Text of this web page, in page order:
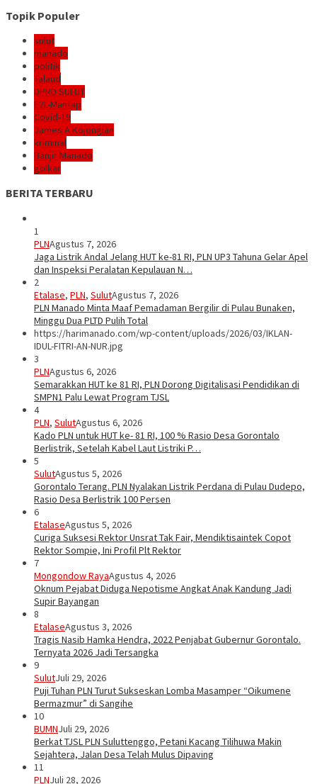
Topik Populer
sulut
manado
politik
Talaud
DPRD SULUT
E2L-Mantap
Covid-19
James A Kojongian
kriminal
Banjir Manado
golkar
BERITA TERBARU
1
PLNAgustus 7, 2026
Jaga Listrik Andal Jelang HUT ke-81 RI, PLN UP3 Tahuna Gelar Apel
dan Inspeksi Peralatan Kepulauan N…
2
Etalase, PLN, SulutAgustus 7, 2026
PLN Manado Minta Maaf Pemadaman Bergilir di Pulau Bunaken,
Minggu Dua PLTD Pulih Total
https://harimanado.com/wp-content/uploads/2026/03/IKLAN-
IDUL-FITRI-AN-NUR.jpg
3
PLNAgustus 6, 2026
Semarakkan HUT ke 81 RI, PLN Dorong Digitalisasi Pendidikan di
SMPN1 Palu Lewat Program TJSL
4
PLN, SulutAgustus 6, 2026
Kado PLN untuk HUT ke- 81 RI, 100 % Rasio Desa Gorontalo
Berlistrik, Setelah Kabel Laut Listriki P…
5
SulutAgustus 5, 2026
Gorontalo Terang. PLN Nyalakan Listrik Perdana di Pulau Dudepo,
Rasio Desa Berlistrik 100 Persen
6
EtalaseAgustus 5, 2026
Curiga Suksesi Rektor Unsrat Tak Fair, Mendiktisaintek Copot
Rektor Sompie, Ini Profil Plt Rektor
7
Mongondow RayaAgustus 4, 2026
Oknum Pejabat Diduga Nepotisme Angkat Anak Kandung Jadi
Supir Bayangan
8
EtalaseAgustus 3, 2026
Tragis Nasib Hamka Hendra, 2022 Penjabat Gubernur Gorontalo.
Ternyata 2026 Jadi Tersangka
9
SulutJuli 29, 2026
Puji Tuhan PLN Turut Sukseskan Lomba Masamper “Oikumene
Bermazmur” di Sangihe
10
BUMNJuli 29, 2026
Berkat TJSL PLN Suluttenggo, Petani Kacang Tilihuwa Makin
Sejahtera, Jalan Desa Telah Mulus Dipaving
11
PLNJuli 28, 2026